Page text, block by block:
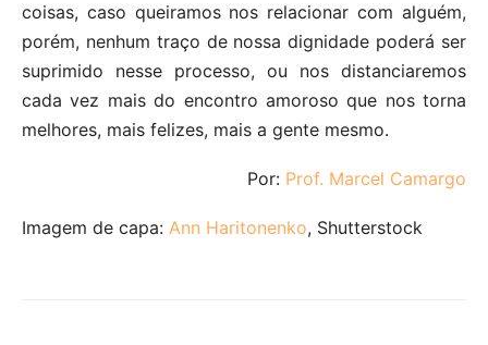
coisas, caso queiramos nos relacionar com alguém,
porém, nenhum traço de nossa dignidade poderá ser
suprimido nesse processo, ou nos distanciaremos
cada vez mais do encontro amoroso que nos torna
melhores, mais felizes, mais a gente mesmo.
Por: Prof. Marcel Camargo
Imagem de capa: Ann Haritonenko, Shutterstock